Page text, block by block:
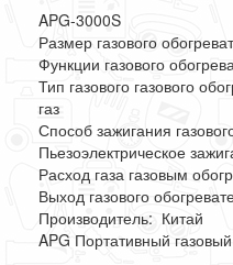
APG-3000S
Размер газового
Функции газового
Тип газового газового
газ
Способ зажигания
Пьезоэлектрическое
Расход газа газовым
Выход газового
Производитель: Китай
APG Портативный